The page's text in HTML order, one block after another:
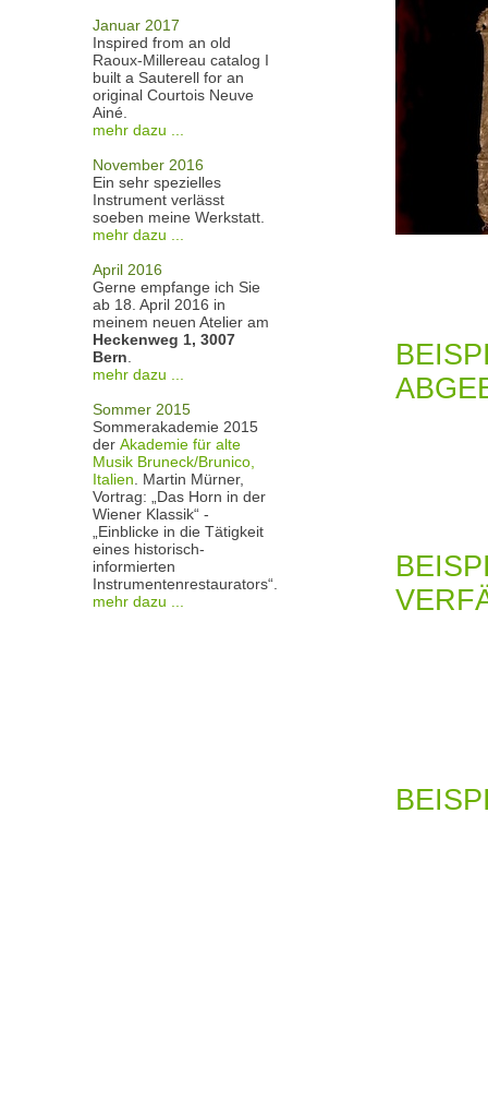
Januar 2017
Inspired from an old
Raoux-Millereau catalog I
built a Sauterell for an
original Courtois Neuve
Ainé.
mehr dazu ...
November 2016
Ein sehr spezielles
Instrument verlässt
soeben meine Werkstatt.
mehr dazu ...
April 2016
Gerne empfange ich Sie
ab 18. April 2016 in
meinem neuen Atelier am
Heckenweg 1, 3007
Bern
mehr dazu ...
Sommer 2015
Sommerakademie 2015
der Akademie für alte
Musik Bruneck/Brunico,
Italien . Martin Mürner,
Vortrag: „Das Horn in der
Wiener Klassik“ -
„Einblicke in die Tätigkeit
eines historisch-
informierten
Instrumentenrestaurators“.
mehr dazu ...